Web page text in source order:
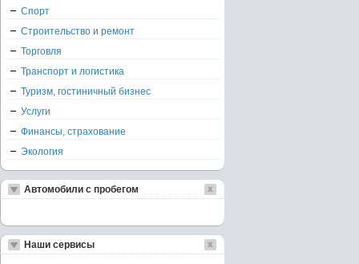
Спорт
Строительство и ремонт
Торговля
Транспорт и логистика
Туризм, гостиничный бизнес
Услуги
Финансы, страхование
Экология
Автомобили с пробегом
Наши сервисы